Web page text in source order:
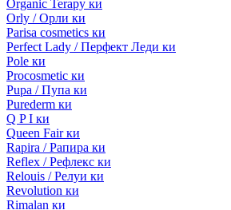
Organic Terapy ки
Orly / Орли ки
Parisa cosmetics ки
Perfect Lady / Перфект Леди ки
Pole ки
Procosmetic ки
Pupa / Пупа ки
Purederm ки
Q P I ки
Queen Fair ки
Rapira / Рапира ки
Reflex / Рефлекс ки
Relouis / Релуи ки
Revolution ки
Rimalan ки